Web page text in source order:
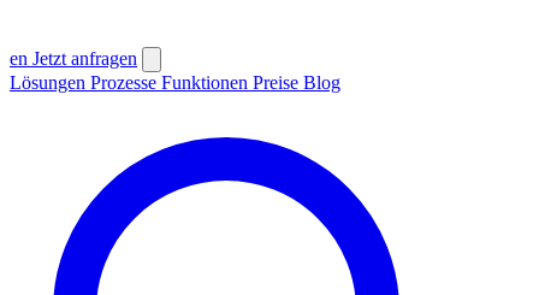
en Jetzt anfragen
Lösungen Prozesse Funktionen Preise Blog